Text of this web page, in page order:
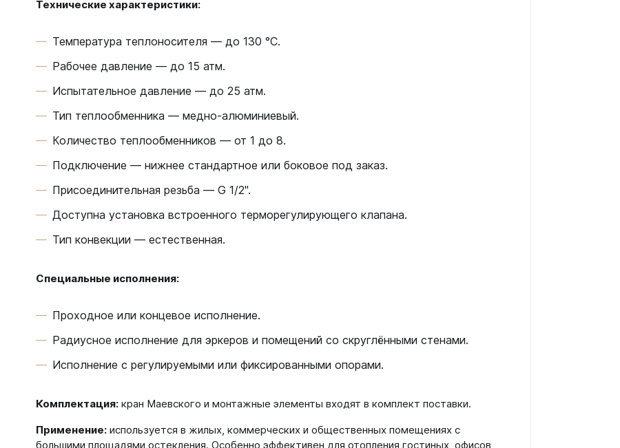
Технические характеристики:
Температура теплоносителя — до 130 °С.
Рабочее давление — до 15 атм.
Испытательное давление — до 25 атм.
Тип теплообменника — медно-алюминиевый.
Количество теплообменников — от 1 до 8.
Подключение — нижнее стандартное или боковое под заказ.
Присоединительная резьба — G 1/2".
Доступна установка встроенного терморегулирующего клапана.
Тип конвекции — естественная.
Специальные исполнения:
Проходное или концевое исполнение.
Радиусное исполнение для эркеров и помещений со скруглёнными стенами.
Исполнение с регулируемыми или фиксированными опорами.
Комплектация: кран Маевского и монтажные элементы входят в комплект поставки.
Применение: используется в жилых, коммерческих и общественных помещениях с
большими площадями остекления. Особенно эффективен для отопления гостиных, офисов,